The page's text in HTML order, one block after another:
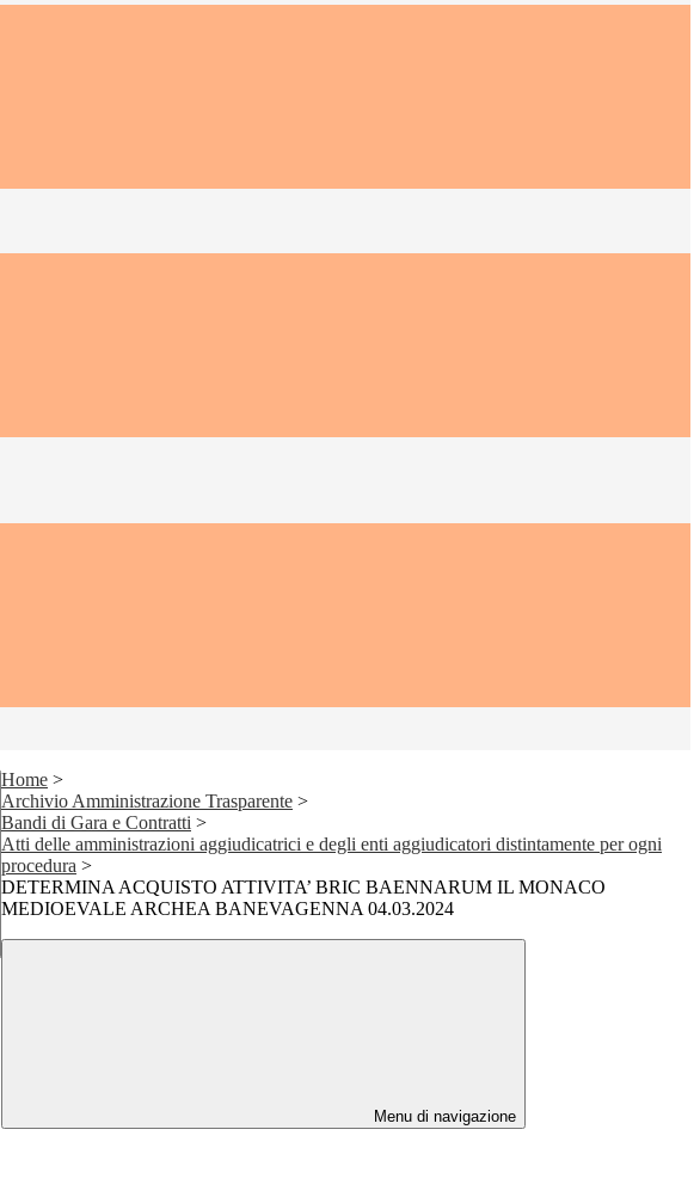
Home >
Archivio Amministrazione Trasparente >
Bandi di Gara e Contratti >
Atti delle amministrazioni aggiudicatrici e degli enti aggiudicatori distintamente per ogni
procedura >
DETERMINA ACQUISTO ATTIVITA’ BRIC BAENNARUM IL MONACO
MEDIOEVALE ARCHEA BANEVAGENNA 04.03.2024
Menu di navigazione